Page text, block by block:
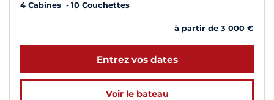
4 Cabines
10 Couchettes
à partir de 3 000 €
Entrez vos dates
Voir le bateau